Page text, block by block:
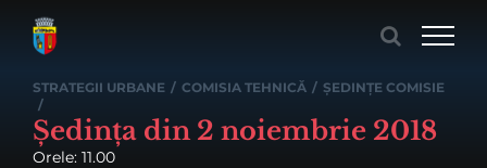
STRATEGII URBANE / COMISIA TEHNICĂ / ȘEDINȚE COMISIE
/
Ședința din 2 noiembrie 2018
Orele: 11.00